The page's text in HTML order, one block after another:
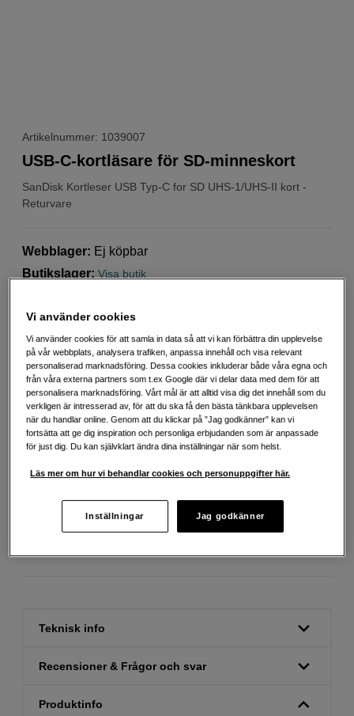
Artikelnummer: 1039007
SanDisk Kortleser USB Typ-C for SD UHS-1/UHS-II kort -
Returvare
USB-C-kortläsare för SD-minneskort
Webblager: Ej köpbar
Butikslager: Visa butik
439 SEK
Handla tryggt med delbetalning eller faktura Info
Antal
Lägg i kundvagn
Fri frakt vid köp över 1 500 kronor
Köp nu och betala inom 30 dagar
Teknisk info
Recensioner & Frågor och svar
Produktinfo
Vi använder cookies
Vi använder cookies för att samla in data så att vi kan förbättra din upplevelse
på vår webbplats, analysera trafiken, anpassa innehåll och visa relevant
personaliserad marknadsföring. Dessa cookies inkluderar både våra egna och
från våra externa partners som t.ex Google där vi delar data med dem för att
personalisera marknadsföring. Vårt mål är att alltid visa dig det innehåll som du
verkligen är intresserad av, för att du ska få den bästa tänkbara upplevelsen
när du handlar online. Genom att du klickar på ”Jag godkänner” kan vi
fortsätta att ge dig inspiration och personliga erbjudanden som är anpassade
för just dig. Du kan självklart ändra dina inställningar när som helst.
Läs mer om hur vi behandlar cookies och personuppgifter här.
Inställningar Jag godkänner